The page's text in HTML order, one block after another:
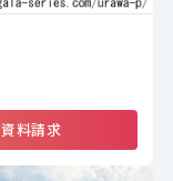
資料請求